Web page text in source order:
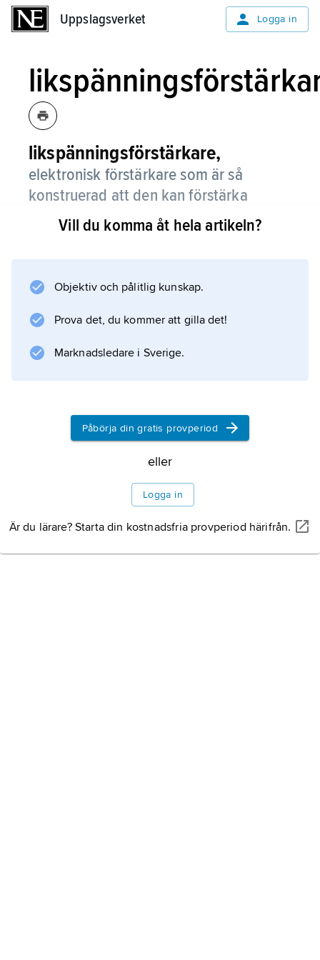
Uppslagsverket Logga in
likspänningsförstärkare,
elektronisk förstärkare som är så
konstruerad att den kan förstärka
signaler som även innehåller
likspänning.
operationsförstärkare och förstärkare i
Litteraturanvisning
Information om artikeln
Vill du komma åt hela artikeln?
Objektiv och pålitlig kunskap.
Prova det, du kommer att gilla det!
Marknadsledare i Sverige.
Påbörja din gratis provperiod
eller
Logga in
Är du lärare? Starta din kostnadsfria provperiod härifrån.